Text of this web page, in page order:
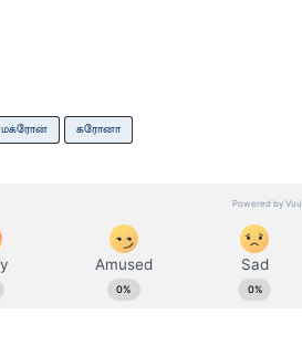
மக்ரோன் கரோனா